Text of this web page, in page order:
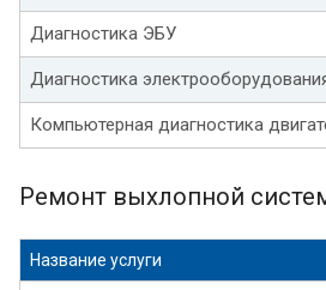
Диагностика ЭБУ
Диагностика
Компьютерная диагностика
Ремонт выхлопной
Название услуги